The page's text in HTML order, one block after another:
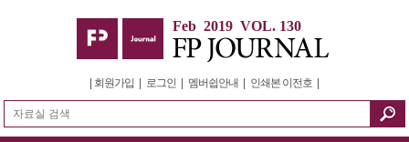
Feb 2019 VOL. 130
회원가입 로그인 멤버쉽안내 인쇄본 이전호